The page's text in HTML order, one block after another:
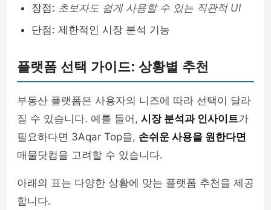
장점: 초보자도 쉽게 사용할 수 있는 직관적 UI
단점: 제한적인 시장 분석 기능
플랫폼 선택 가이드: 상황별 추천
부동산 플랫폼은 사용자의 니즈에 따라 선택이 달라
질 수 있습니다. 예를 들어, 시장 분석과 인사이트가
필요하다면 3Aqar Top을, 손쉬운 사용을 원한다면
매물닷컴을 고려할 수 있습니다.
아래의 표는 다양한 상황에 맞는 플랫폼 추천을 제공
합니다.